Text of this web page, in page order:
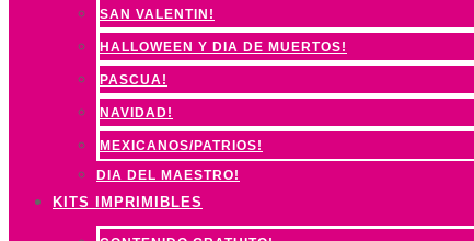
SAN VALENTIN!
HALLOWEEN Y DIA DE MUERTOS!
PASCUA!
NAVIDAD!
MEXICANOS/PATRIOS!
DIA DEL MAESTRO!
KITS IMPRIMIBLES